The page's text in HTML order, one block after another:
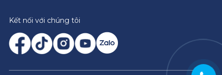
Kết nối với chúng tôi